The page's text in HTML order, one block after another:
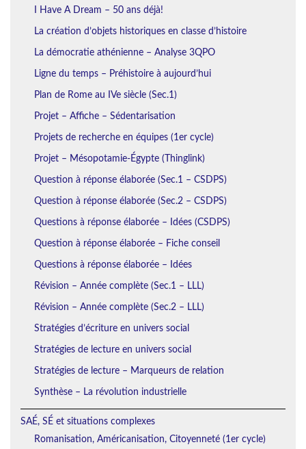
I Have A Dream – 50 ans déjà!
La création d’objets historiques en classe d’histoire
La démocratie athénienne – Analyse 3QPO
Ligne du temps – Préhistoire à aujourd’hui
Plan de Rome au IVe siècle (Sec.1)
Projet – Affiche – Sédentarisation
Projets de recherche en équipes (1er cycle)
Projet – Mésopotamie-Égypte (Thinglink)
Question à réponse élaborée (Sec.1 – CSDPS)
Question à réponse élaborée (Sec.2 – CSDPS)
Questions à réponse élaborée – Idées (CSDPS)
Question à réponse élaborée – Fiche conseil
Questions à réponse élaborée – Idées
Révision – Année complète (Sec.1 – LLL)
Révision – Année complète (Sec.2 – LLL)
Stratégies d’écriture en univers social
Stratégies de lecture en univers social
Stratégies de lecture – Marqueurs de relation
Synthèse – La révolution industrielle
SAÉ, SÉ et situations complexes
Romanisation, Américanisation, Citoyenneté (1er cycle)